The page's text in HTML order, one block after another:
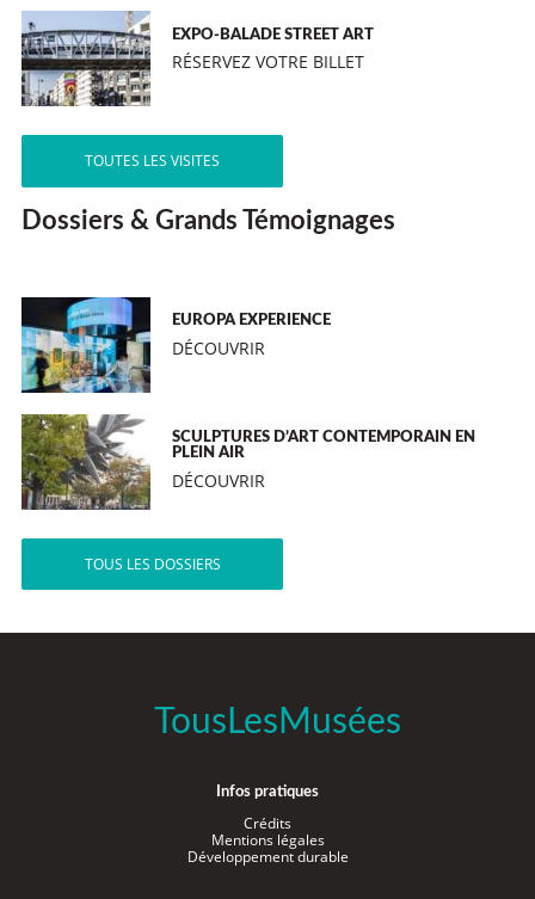
EXPO-BALADE STREET ART
RÉSERVEZ VOTRE BILLET
TOUTES LES VISITES
Dossiers & Grands Témoignages
EUROPA EXPERIENCE
DÉCOUVRIR
SCULPTURES D’ART CONTEMPORAIN EN
PLEIN AIR
DÉCOUVRIR
TOUS LES DOSSIERS
TousLesMusées
Infos pratiques
Crédits
Mentions légales
Développement durable